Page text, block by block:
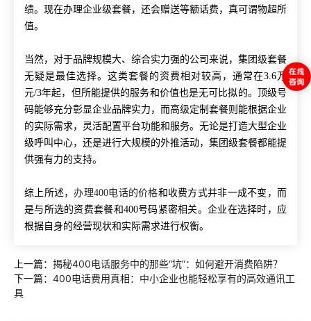
绩。现在办理企业级套餐，还会赠送等额话费，真可谓物超所
值。
当然，对于品牌规模大、综合实力强的公司来说，集团级套餐
无疑是最佳选择。这类套餐的资费相对较高，通常在3.6万
元/3年起，但所能提供的服务和价值也是无可比拟的。顶级号
码能够充分彰显企业品牌实力，而高级定制套餐则能根据企业
的实际需求，灵活配置平台功能和服务。无论是打造大型企业
级呼叫中心，还是进行大规模的外推活动，集团级套餐都能提
供强有力的支持。
综上所述，办理400电话的价格和收费方式并非一成不变，而
是与所选的资费套餐和400号码紧密相关。企业在选择时，应
根据自身的经营现状和实际需求进行权衡。
上一篇： 揭秘400电话服务中的那些“坑”：如何避开消费陷阱？
下一篇： 400电话费用真相：中小企业也能轻松享有的高效通讯工
具